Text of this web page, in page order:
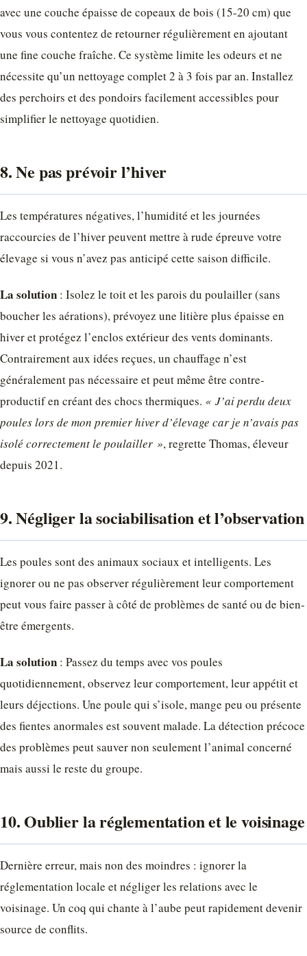
avec une couche épaisse de copeaux de bois (15-20 cm) que
vous vous contentez de retourner régulièrement en ajoutant
une fine couche fraîche. Ce système limite les odeurs et ne
nécessite qu’un nettoyage complet 2 à 3 fois par an. Installez
des perchoirs et des pondoirs facilement accessibles pour
simplifier le nettoyage quotidien.
8. Ne pas prévoir l’hiver
Les températures négatives, l’humidité et les journées
raccourcies de l’hiver peuvent mettre à rude épreuve votre
élevage si vous n’avez pas anticipé cette saison difficile.
La solution : Isolez le toit et les parois du poulailler (sans
boucher les aérations), prévoyez une litière plus épaisse en
hiver et protégez l’enclos extérieur des vents dominants.
Contrairement aux idées reçues, un chauffage n’est
généralement pas nécessaire et peut même être contre-
productif en créant des chocs thermiques. « J’ai perdu deux
poules lors de mon premier hiver d’élevage car je n’avais pas
isolé correctement le poulailler », regrette Thomas, éleveur
depuis 2021.
9. Négliger la sociabilisation et l’observation
Les poules sont des animaux sociaux et intelligents. Les
ignorer ou ne pas observer régulièrement leur comportement
peut vous faire passer à côté de problèmes de santé ou de bien-
être émergents.
La solution : Passez du temps avec vos poules
quotidiennement, observez leur comportement, leur appétit et
leurs déjections. Une poule qui s’isole, mange peu ou présente
des fientes anormales est souvent malade. La détection précoce
des problèmes peut sauver non seulement l’animal concerné
mais aussi le reste du groupe.
10. Oublier la réglementation et le voisinage
Dernière erreur, mais non des moindres : ignorer la
réglementation locale et négliger les relations avec le
voisinage. Un coq qui chante à l’aube peut rapidement devenir
source de conflits.